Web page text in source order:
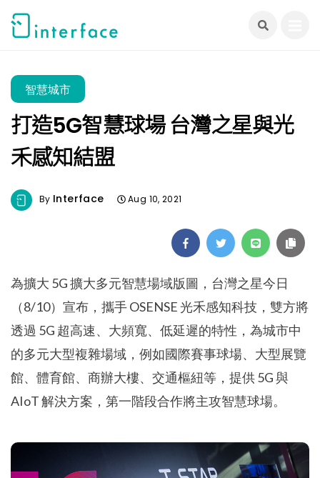
智慧城市
打造5G智慧球場 台灣之星與光
禾感知結盟
By Interface Aug 10, 2021
為擴大 5G 擴大多元智慧場域版圖，台灣之星今日
（8/10）宣布，攜手 OSENSE 光禾感知科技，雙方將
透過 5G 超高速、大頻寬、低延遲的特性，為城市中
的多元大型複雜場域，例如國際賽事球場、大型展覽
館、體育館、商辦大樓、交通樞紐等，提供 5G 與
AIoT 解決方案，第一階段合作將主攻智慧球場。